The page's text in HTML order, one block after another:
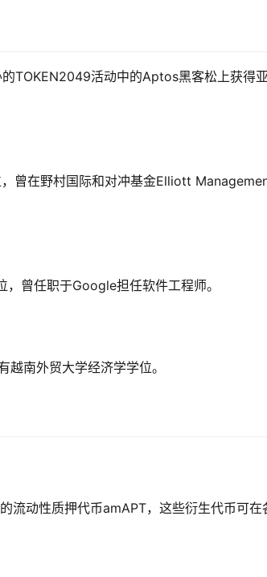
TOKEN2049活动中的Aptos黑客松上获得
曾在野村国际和对冲基金Elliott
曾任职于Google担任软件工程师。
南外贸大学经济学学位。
流动性质押代币amAPT，这些衍生代币可在